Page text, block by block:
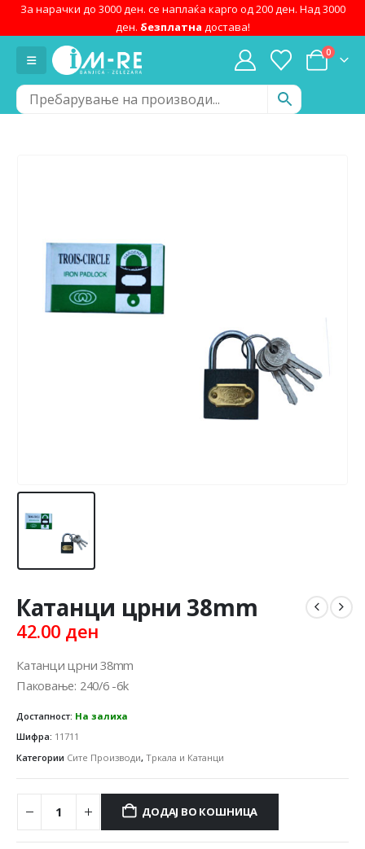
За нарачки до 3000 ден. се наплаќа карго од 200 ден. Над 3000
ден. безплатна достава!
0
Катанци црни 38mm
42.00 ден
Катанци црни 38mm
Паковање: 240/6 -6k
Достапност: На залиха
Шифра: 11711
Категории Сите Производи, Тркала и Катанци
ДОДАЈ ВО КОШНИЦА